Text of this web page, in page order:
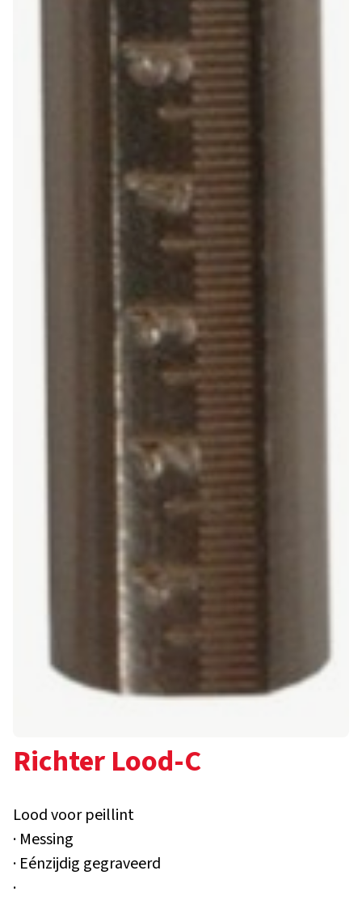
Richter Lood-C
Lood voor peillint
· Messing
· Eénzijdig gegraveerd
·